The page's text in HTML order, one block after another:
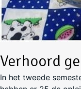
Verhoord
In het tweede